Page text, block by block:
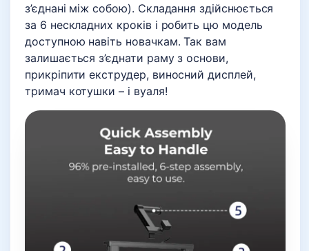
з’єднані між собою). Складання здійснюється
за 6 нескладних кроків і робить цю модель
доступною навіть новачкам. Так вам
залишається з’єднати раму з основи,
прикріпити екструдер, виносний дисплей,
тримач котушки – і вуаля!